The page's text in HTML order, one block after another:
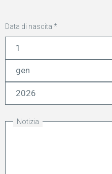
Data di nascita
Anno Mese
Notizia